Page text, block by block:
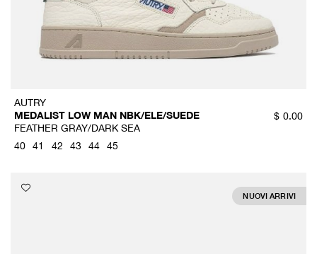
AUTRY
MEDALIST LOW MAN NBK/ELE/SUEDE
FEATHER GRAY/DARK SEA
$ 0.00
40 41 42 43 44 45
NUOVI ARRIVI